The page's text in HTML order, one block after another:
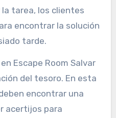
tarea, los clientes
encontrar la solución
tarde.
Escape Room Salvar
del tesoro. En esta
encontrar una
acertijos para